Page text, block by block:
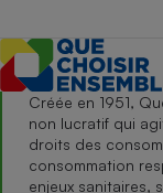
Créée en 1951,
non lucratif qui
droits des
consommation
enjeux sanitaires,